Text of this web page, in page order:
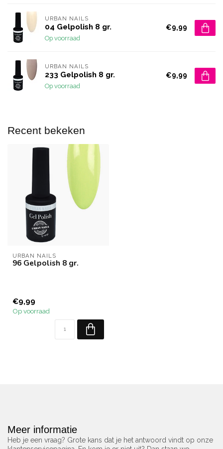
URBAN NAILS
04 Gelpolish 8 gr.
Op voorraad
€9,99
URBAN NAILS
233 Gelpolish 8 gr.
Op voorraad
€9,99
Recent bekeken
URBAN NAILS
96 Gelpolish 8 gr.
€9,99
Op voorraad
Meer informatie
Heb je een vraag? Grote kans dat je het antwoord vindt op onze